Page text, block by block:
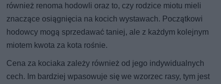
również renoma hodowli oraz to, czy rodzice miotu mieli
znaczące osiągnięcia na kocich wystawach. Początkowi
hodowcy mogą sprzedawać taniej, ale z każdym kolejnym
miotem kwota za kota rośnie.
Cena za kociaka zależy również od jego indywidualnych
cech. Im bardziej wpasowuje się we wzorzec rasy, tym jest